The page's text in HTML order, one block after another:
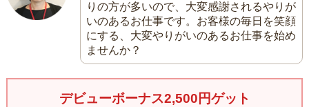
りの方が多いので、大変感謝されるやりが
いのあるお仕事です。お客様の毎日を笑顔
にする、大変やりがいのあるお仕事を始め
ませんか？
デビューボーナス2,500円ゲット